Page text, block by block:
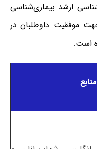
ارشد بیماری‌شناسی
موفقیت داوطلبان در
است.
منابع